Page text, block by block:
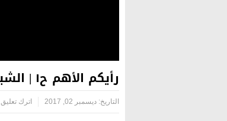
رأيكم الأهم ح١ | الشباب المعاق.. إلى أين ؟!
التاريخ: ديسمبر 02, 2017 اترك تعليق